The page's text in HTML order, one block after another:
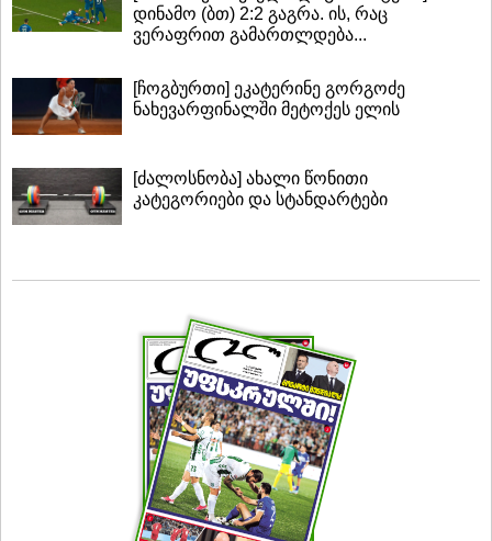
დინამო (ბთ) 2:2 გაგრა. ის, რაც
ვერაფრით გამართლდება...
[ჩოგბურთი] ეკატერინე გორგოძე
ნახევარფინალში მეტოქეს ელის
[ძალოსნობა] ახალი წონითი
კატეგორიები და სტანდარტები